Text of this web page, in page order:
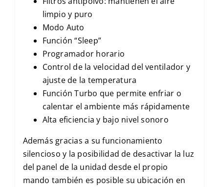
limpio y puro
Modo Auto
Función “Sleep”
Programador horario
Control de la velocidad del ventilador y
ajuste de la temperatura
Función Turbo que permite enfriar o
calentar el ambiente más rápidamente
Alta eficiencia y bajo nivel sonoro
Además gracias a su funcionamiento
silencioso y la posibilidad de desactivar la luz
del panel de la unidad desde el propio
mando también es posible su ubicación en